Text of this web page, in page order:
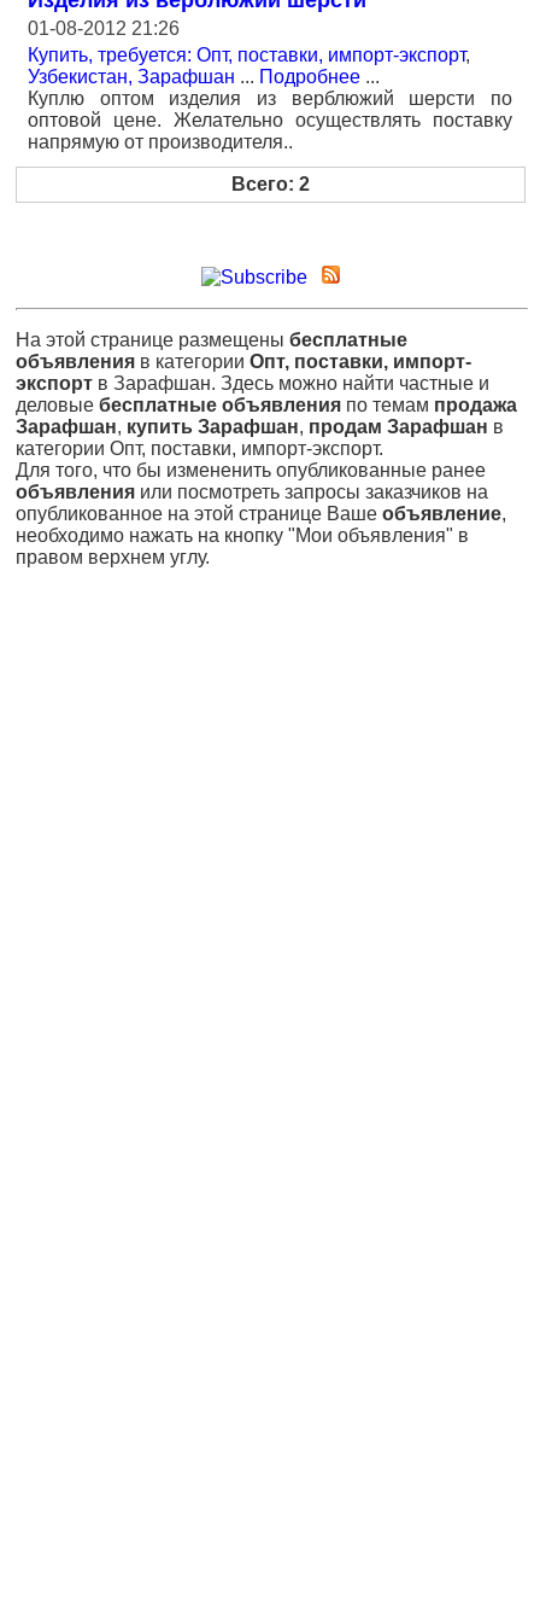
01-08-2012 21:26
Купить, требуется: Опт, поставки, импорт-экспорт,
Узбекистан, Зарафшан ... Подробнее ...
Куплю оптом изделия из верблюжий шерсти по
оптовой цене. Желательно осуществлять поставку
напрямую от производителя..
Всего: 2
На этой странице размещены бесплатные
объявления в категории Опт, поставки, импорт-
экспорт в Зарафшан. Здесь можно найти частные и
деловые бесплатные объявления по темам продажа
Зарафшан, купить Зарафшан, продам Зарафшан в
категории Опт, поставки, импорт-экспорт.
Для того, что бы измененить опубликованные ранее
объявления или посмотреть запросы заказчиков на
опубликованное на этой странице Ваше объявление,
необходимо нажать на кнопку "Мои объявления" в
правом верхнем углу.